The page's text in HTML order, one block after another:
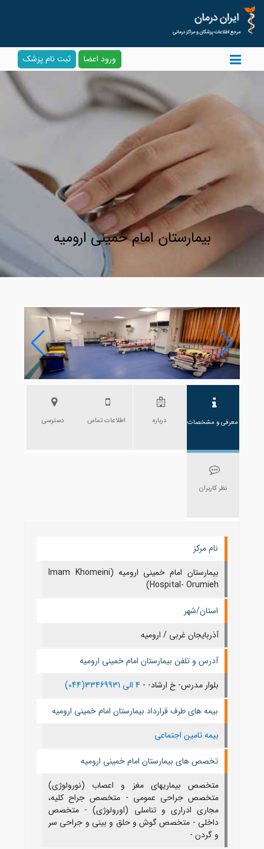
ورود اعضا ثبت نام پزشک
بیمارستان امام خمینی ارومیه
معرفی و مشخصات درباره اطلاعات تماس دسترسی
نظر کاربران
نام مرکز
بیمارستان امام خمینی ارومیه (Imam Khomeini
Hospital- Orumieh)
استان/شهر
آذربايجان غربی / اروميه
آدرس و تلفن بیمارستان امام خمینی ارومیه
بلوار مدرس- خ ارشاد- - 4 الی 33469931(044)
بیمه های طرف قرارداد بیمارستان امام خمینی ارومیه
بیمه تامین اجتماعی
تخصص های بیمارستان امام خمینی ارومیه
متخصص بیماریهای مغز و اعصاب (نورولوژی)
متخصص جراحی عمومی - متخصص جراح کلیه،
مجاری ادراری و تناسلی (اورولوژی) - متخصص
داخلی - متخصص گوش و حلق و بینی و جراحی سر
و گردن -